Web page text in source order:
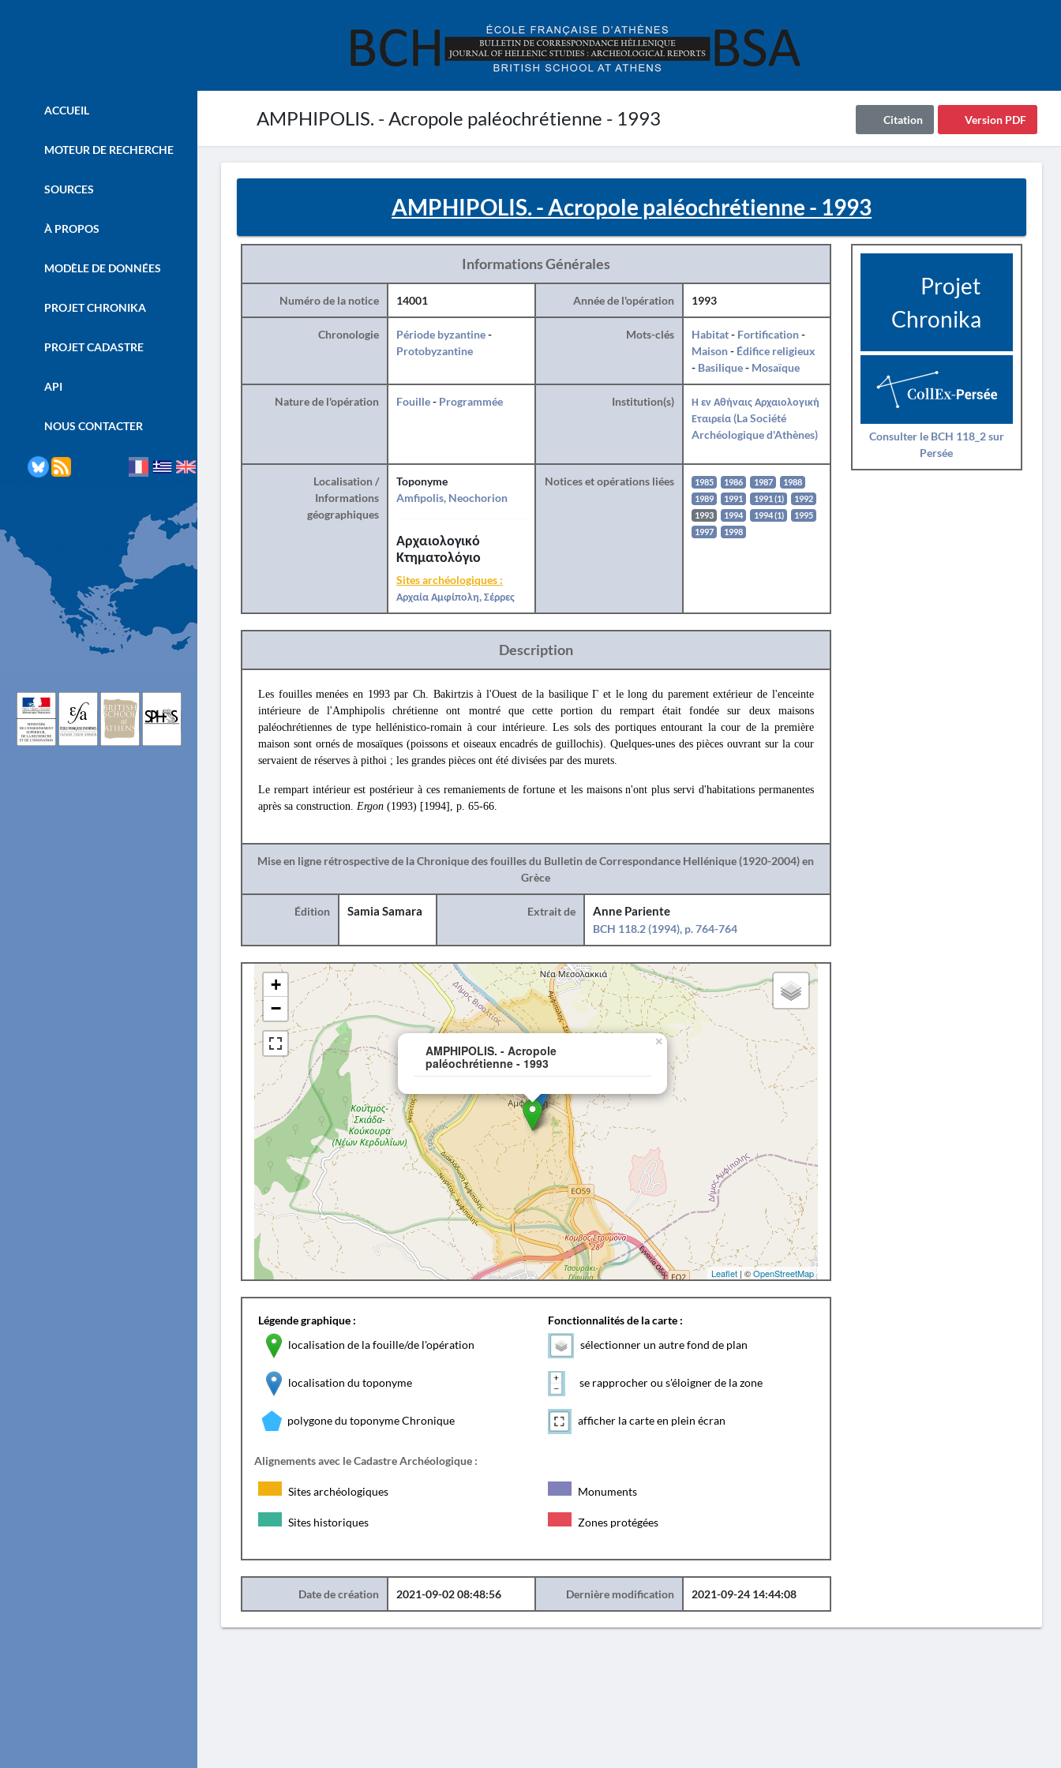
AMPHIPOLIS. - Acropole paléochrétienne - 1993 Version PDF
Citation
ACCUEIL
MOTEUR DE RECHERCHE
SOURCES
À PROPOS
MODÈLE DE DONNÉES
PROJET CHRONIKA
PROJET CADASTRE
API
NOUS CONTACTER
AMPHIPOLIS. - Acropole paléochrétienne - 1993
Informations Générales
Numéro de la notice 14001 Année de l'opération 1993
Chronologie Période byzantine-
Protobyzantine
Mots-clés Habitat- Fortification-
Maison- Édifice religieux
- Basilique- Mosaïque
Nature de l'opération Fouille- Programmée Institution(s)
Η εν Αθήναις Αρχαιολογική
Εταιρεία (La Société
Archéologique d'Athènes)
Localisation /
Informations
géographiques
Toponyme
Amfipolis, Neochorion
Αρχαιολογικό
Κτηματολόγιο
Sites archéologiques :
Αρχαία Αμφίπολη, Σέρρες
Notices et opérations liées 1985 1986 1987
1988
1989
1991 1991 (1)
1992
1993
1994 1994 (1)
1995
1997
1998
Description
Les fouilles menées en 1993 par Ch. Bakirtzis à l'Ouest de la basilique Γ et le long du parement extérieur de l'enceinte
intérieure de l'Amphipolis chrétienne ont montré que cette portion du rempart était fondée sur deux maisons
paléochrétiennes de type hellénistico-romain à cour intérieure. Les sols des portiques entourant la cour de la première
maison sont ornés de mosaïques (poissons et oiseaux encadrés de guillochis). Quelques-unes des pièces ouvrant sur la cour
servaient de réserves à pithoi ; les grandes pièces ont été divisées par des murets.
Le rempart intérieur est postérieur à ces remaniements de fortune et les maisons n'ont plus servi d'habitations permanentes
après sa construction. Ergon (1993) [1994], p. 65-66.
Mise en ligne rétrospective de la Chronique des fouilles du Bulletin de Correspondance Hellénique (1920-2004) en
Grèce
Édition Samia Samara Extrait de
Anne Pariente
BCH 118.2 (1994), p. 764-764
AMPHIPOLIS. - Acropole
paléochrétienne - 1993
×
+
−
Leaflet| ©OpenStreetMap
Légende graphique :
localisation de la fouille/de l'opération
localisation du toponyme
polygone du toponyme Chronique
Fonctionnalités de la carte :
sélectionner un autre fond de plan
se rapprocher ou s'éloigner de la zone
afficher la carte en plein écran
Alignements avec le Cadastre Archéologique :
Sites archéologiques Monuments
Sites historiques Zones protégées
Date de création 2021-09-02 08:48:56 Dernière modification 2021-09-24 14:44:08
Projet
Chronika
Consulter le BCH 118_2 sur
Persée